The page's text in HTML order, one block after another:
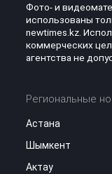
Фото- и
использованы
newtimes.kz.
коммерческих
агентства не
Региональные
Астана
Шымкент
Актау